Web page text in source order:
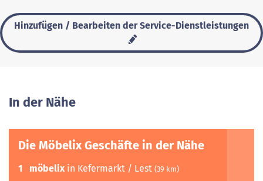
Hinzufügen / Bearbeiten der Service-Dienstleistungen
In der Nähe
Die Möbelix Geschäfte in der Nähe
1 möbelix in Kefermarkt / Lest (39 km)